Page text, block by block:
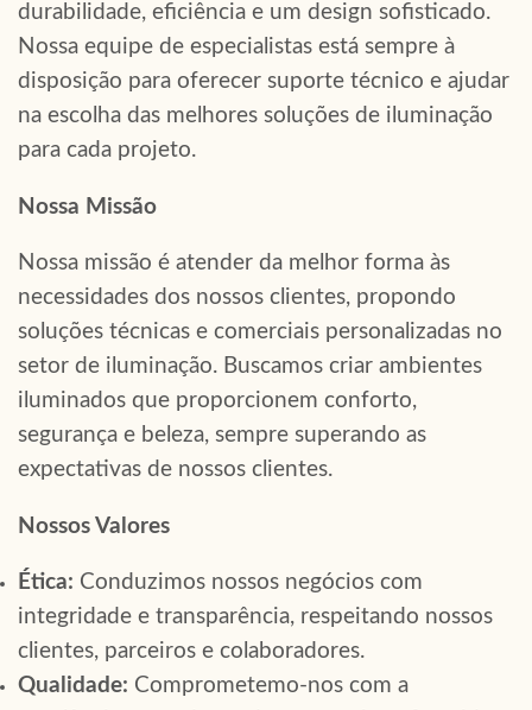
durabilidade, eficiência e um design sofisticado.
Nossa equipe de especialistas está sempre à
disposição para oferecer suporte técnico e ajudar
na escolha das melhores soluções de iluminação
para cada projeto.
Nossa Missão
Nossa missão é atender da melhor forma às
necessidades dos nossos clientes, propondo
soluções técnicas e comerciais personalizadas no
setor de iluminação. Buscamos criar ambientes
iluminados que proporcionem conforto,
segurança e beleza, sempre superando as
expectativas de nossos clientes.
Nossos Valores
Ética: Conduzimos nossos negócios com
integridade e transparência, respeitando nossos
clientes, parceiros e colaboradores.
Qualidade: Comprometemo-nos com a